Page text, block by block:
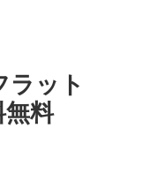
ラット
料